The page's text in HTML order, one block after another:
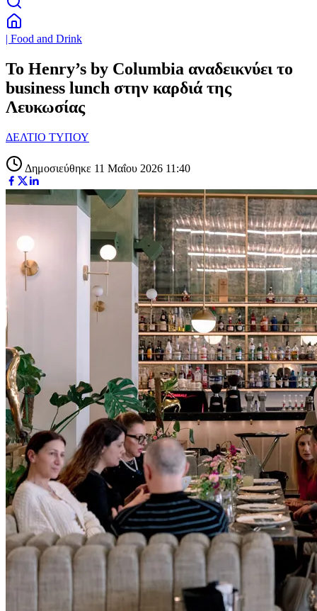
| Food and Drink
Το Henry’s by Columbia αναδεικνύει το
business lunch στην καρδιά της
Λευκωσίας
ΔΕΛΤΙΟ ΤΥΠΟΥ
Δημοσιεύθηκε 11 Μαΐου 2026 11:40